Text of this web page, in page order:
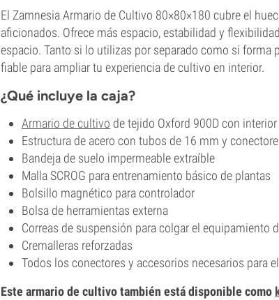
El Zamnesia Armario de Cultivo 80×80×180 cubre el
aficionados. Ofrece más espacio, estabilidad y
espacio. Tanto si lo utilizas por separado como si
fiable para ampliar tu experiencia de cultivo en interior.
¿Qué incluye la caja?
Armario de cultivo de tejido Oxford 900D con
Estructura de acero con tubos de 16 mm y
Bandeja de suelo impermeable extraíble
Malla SCROG para entrenamiento básico de plantas
Bolsillo magnético para controlador
Bolsa de herramientas externa
Correas de suspensión para colgar el equipamiento
Cremalleras reforzadas
Todos los conectores y accesorios necesarios para
Este armario de cultivo también está disponible como